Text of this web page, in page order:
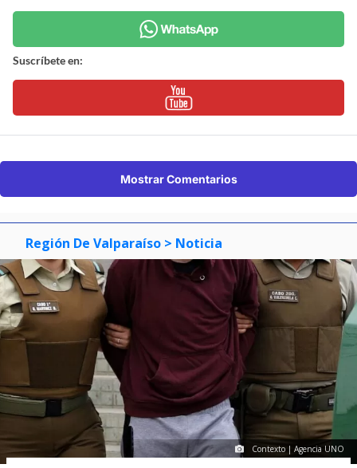
Suscríbete en:
Mostrar Comentarios
Región De Valparaíso > Noticia
Contexto | Agencia UNO